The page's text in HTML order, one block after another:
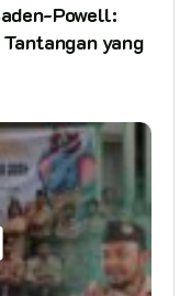
Powell:
yang